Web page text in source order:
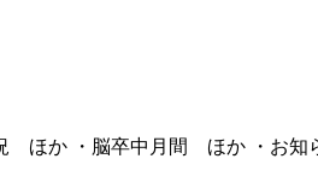
ほか ・脳卒中月間 ほか ・お知